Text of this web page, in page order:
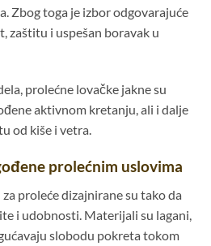
Zbog toga je izbor odgovarajuće
zaštitu i uspešan boravak u
prolećne lovačke jakne su
aktivnom kretanju, ali i dalje
od kiše i vetra.
prolećnim uslovima
za proleće dizajnirane su tako da
i udobnosti. Materijali su lagani,
slobodu pokreta tokom